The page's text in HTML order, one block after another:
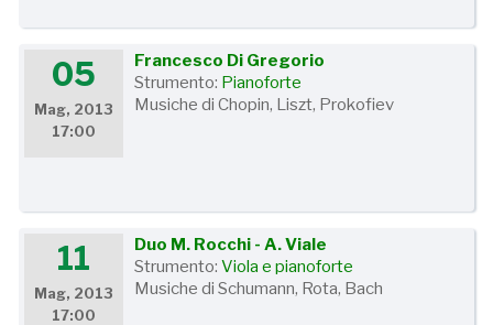
05
Mag, 2013
17:00
Francesco Di Gregorio
Strumento: Pianoforte
Musiche di Chopin, Liszt, Prokofiev
11
Mag, 2013
17:00
Duo M. Rocchi - A. Viale
Strumento:Viola e pianoforte
Musiche di Schumann, Rota, Bach